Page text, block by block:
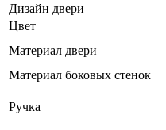
Дизайн двери
Цвет
Материал двери
Материал боковых стенок
Ручка